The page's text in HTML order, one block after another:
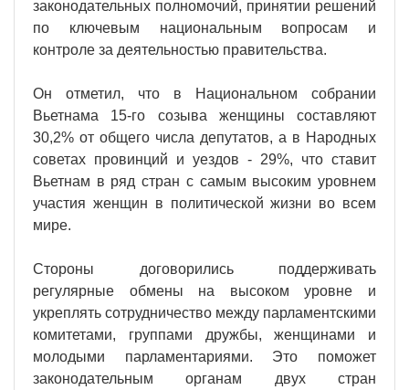
законодательных полномочий, принятии решений
по ключевым национальным вопросам и
контроле за деятельностью правительства.
Он отметил, что в Национальном собрании
Вьетнама 15-го созыва женщины составляют
30,2% от общего числа депутатов, а в Народных
советах провинций и уездов - 29%, что ставит
Вьетнам в ряд стран с самым высоким уровнем
участия женщин в политической жизни во всем
мире.
Стороны договорились поддерживать
регулярные обмены на высоком уровне и
укреплять сотрудничество между парламентскими
комитетами, группами дружбы, женщинами и
молодыми парламентариями. Это поможет
законодательным органам двух стран